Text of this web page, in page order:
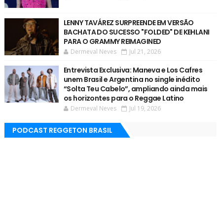
LENNY TAVÁREZ SURPREENDE EM VERSÃO
BACHATA DO SUCESSO "FOLDED" DE KEHLANI
PARA O GRAMMY REIMAGINED
Dermeval Neves Jul 21, 2026
Entrevista Exclusiva: Maneva e Los Cafres
unem Brasil e Argentina no single inédito
“Solta Teu Cabelo”, ampliando ainda mais
os horizontes para o Reggae Latino
Dermeval Neves Jul 19, 2026
PODCAST REGGETON BRASIL